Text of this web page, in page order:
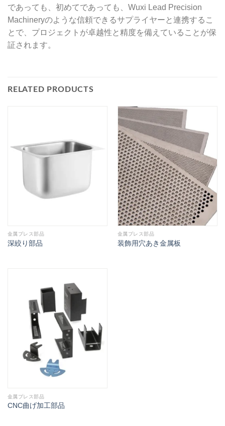
であっても、初めてであっても、Wuxi Lead Precision
Machineryのような信頼できるサプライヤーと連携するこ
とで、プロジェクトが卓越性と精度を備えていることが保
証されます。
RELATED PRODUCTS
金属プレス部品
深絞り部品
金属プレス部品
装飾用穴あき金属板
金属プレス部品
CNC曲げ加工部品